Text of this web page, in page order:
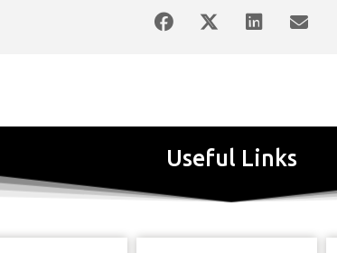
Useful Links